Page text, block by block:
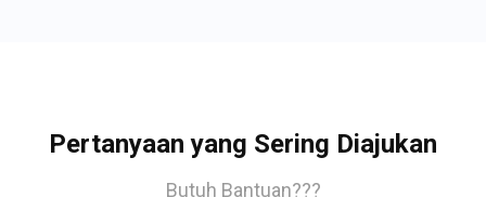
Pertanyaan yang Sering Diajukan
Butuh Bantuan???